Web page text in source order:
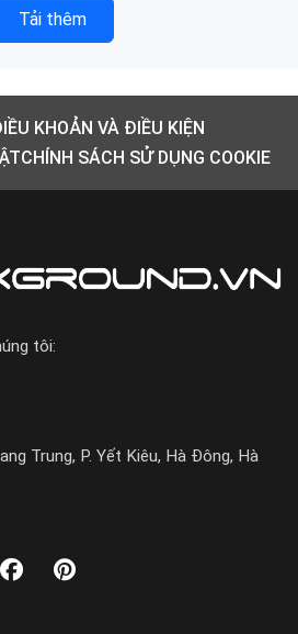
Tải thêm
KHOẢN VÀ ĐIỀU KIỆN
CHÍNH SÁCH SỬ DỤNG COOKIE
tôi:
Trung, P. Yết Kiêu, Hà Đông, Hà